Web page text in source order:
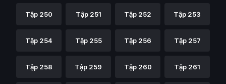
Tập 250 Tập 251 Tập 252 Tập 253
Tập 254 Tập 255 Tập 256 Tập 257
Tập 258 Tập 259 Tập 260 Tập 261